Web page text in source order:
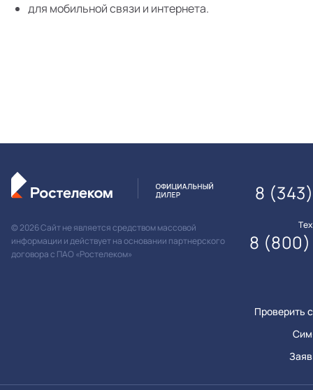
для мобильной связи и интернета.
© 2026 Сайт не является средством массовой
информации и действует на основании партнерского
договора с ПАО «Ростелеком»
Проверить
8
8